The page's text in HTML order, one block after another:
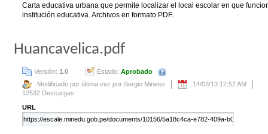
Carta educativa urbana que permite localizar el local escolar en que
institución educativa. Archivos en formato PDF.
Huancavelica.pdf
Versión: 1.0 Estado: Aprobado
Modificado por última vez por Sergio Miness
14/03/13 12:52 AM
12532 Descargas
URL